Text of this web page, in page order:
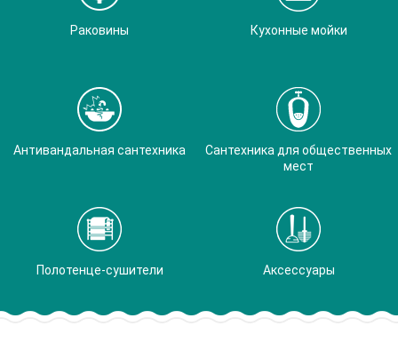
Раковины Кухонные мойки
Антивандальная сантехника
Сантехника для общественных
мест
Полотенце-сушители Аксессуары